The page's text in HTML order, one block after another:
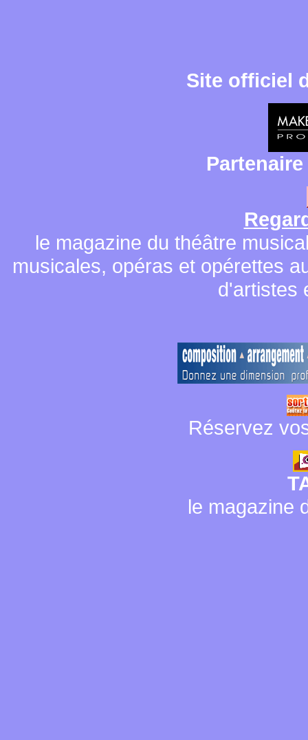
Site officiel
le magazine du théâtre
musicales, opéras et opérettes
d'artistes
Réservez
le magazine